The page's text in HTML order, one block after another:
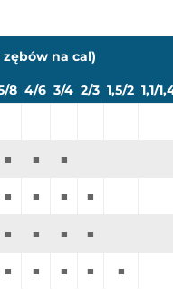
zębów na cal)
8 4/6 3/4 2/3 1,5/2 1,1/
■ ■
■
■ ■ ■
■
■ ■ ■
■
■ ■ ■ ■
■